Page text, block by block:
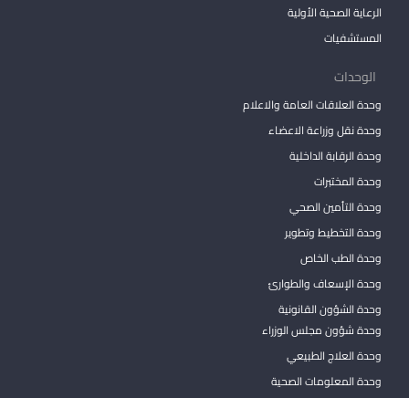
الرعاية الصحية الأولية
المستشفيات
الوحدات
وحدة العلاقات العامة والاعلام
وحدة نقل وزراعة الاعضاء
وحدة الرقابة الداخلية
وحدة المختبرات
وحدة التأمين الصحي
وحدة التخطيط وتطوير
وحدة الطب الخاص
وحدة الإسعاف والطوارئ
وحدة الشؤون القانونية
وحدة شؤون مجلس الوزراء
وحدة العلاج الطبيعي
وحدة المعلومات الصحية